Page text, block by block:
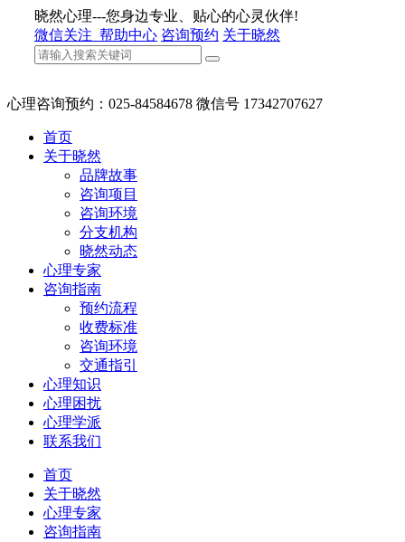
晓然心理---您身边专业、贴心的心灵伙伴!
微信关注 帮助中心 咨询预约 关于晓然
心理咨询预约：025-84584678 微信号 17342707627
首页
关于晓然
品牌故事
咨询项目
咨询环境
分支机构
晓然动态
心理专家
咨询指南
预约流程
收费标准
咨询环境
交通指引
心理知识
心理困扰
心理学派
联系我们
首页
关于晓然
心理专家
咨询指南